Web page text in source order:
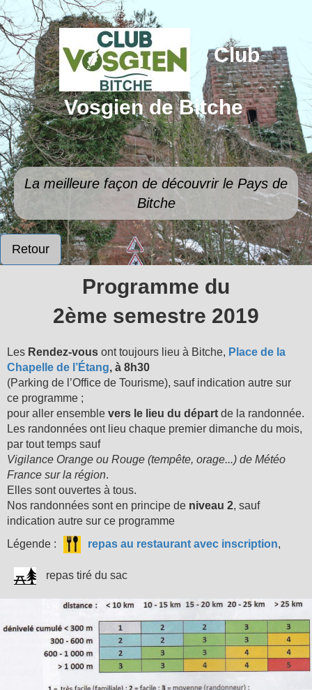
Club
Vosgien de Bitche
La meilleure façon de découvrir le Pays de
Bitche
Retour
Programme du
2ème semestre 2019
Les Rendez-vous ont toujours lieu à Bitche, Place de la
Chapelle de l’Étang, à 8h30
(Parking de l’Office de Tourisme), sauf indication autre sur
ce programme ;
pour aller ensemble vers le lieu du départ de la randonnée.
Les randonnées ont lieu chaque premier dimanche du mois,
par tout temps sauf
Vigilance Orange ou Rouge (tempête, orage...) de Météo
France sur la région.
Elles sont ouvertes à tous.
Nos randonnées sont en principe de niveau 2, sauf
indication autre sur ce programme
Légende :
repas au restaurant avec inscription,
repas tiré du sac